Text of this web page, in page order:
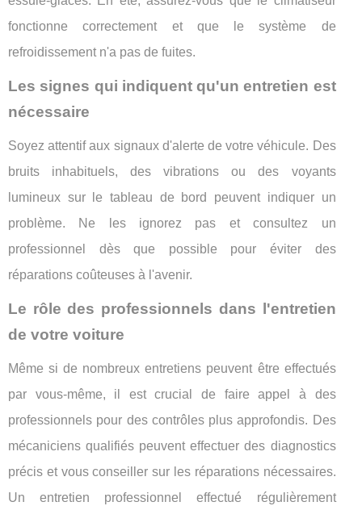
fonctionne correctement et que le système de
refroidissement n'a pas de fuites.
Les signes qui indiquent qu'un entretien est
nécessaire
Soyez attentif aux signaux d'alerte de votre véhicule. Des
bruits inhabituels, des vibrations ou des voyants
lumineux sur le tableau de bord peuvent indiquer un
problème. Ne les ignorez pas et consultez un
professionnel dès que possible pour éviter des
réparations coûteuses à l'avenir.
Le rôle des professionnels dans l'entretien
de votre voiture
Même si de nombreux entretiens peuvent être effectués
par vous-même, il est crucial de faire appel à des
professionnels pour des contrôles plus approfondis. Des
mécaniciens qualifiés peuvent effectuer des diagnostics
précis et vous conseiller sur les réparations nécessaires.
Un entretien professionnel effectué régulièrement